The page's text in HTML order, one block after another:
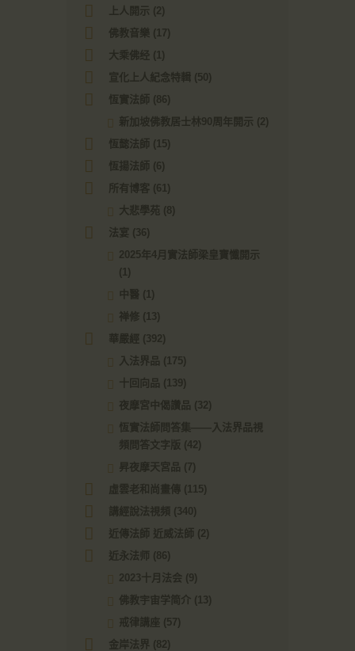
上人開示 (2)
佛教音樂 (17)
大乘佛经 (1)
宣化上人紀念特輯 (50)
恆實法師 (86)
新加坡佛教居士林90周年開示 (2)
恆懿法師 (15)
恆揚法師 (6)
所有博客 (61)
大悲學苑 (8)
法宴 (36)
2025年4月實法師梁皇寶懺開示
(1)
中醫 (1)
禅修 (13)
華嚴經 (392)
入法界品 (175)
十回向品 (139)
夜摩宮中偈讚品 (32)
恆實法師問答集——入法界品視
頻問答文字版 (42)
昇夜摩天宮品 (7)
虛雲老和尚畫傳
(115)
講經說法視頻
(340)
近傳法師 近威法師 (2)
近永法师
(86)
2023十月法会 (9)
佛教宇宙学简介 (13)
戒律講座 (57)
金岸法界 (82)